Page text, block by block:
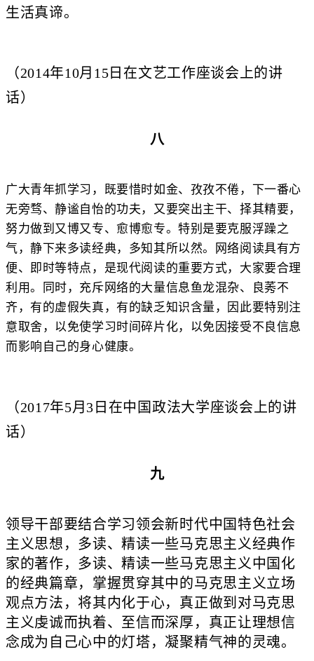
生活真谛。
（2014年10月15日在文艺工作座谈会上的讲
话）
八
广大青年抓学习，既要惜时如金、孜孜不倦，下一番心
无旁骛、静谧自怡的功夫，又要突出主干、择其精要，
努力做到又博又专、愈博愈专。特别是要克服浮躁之
气，静下来多读经典，多知其所以然。网络阅读具有方
便、即时等特点，是现代阅读的重要方式，大家要合理
利用。同时，充斥网络的大量信息鱼龙混杂、良莠不
齐，有的虚假失真，有的缺乏知识含量，因此要特别注
意取舍，以免使学习时间碎片化，以免因接受不良信息
而影响自己的身心健康。
（2017年5月3日在中国政法大学座谈会上的讲
话）
九
领导干部要结合学习领会新时代中国特色社会
主义思想，多读、精读一些马克思主义经典作
家的著作，多读、精读一些马克思主义中国化
的经典篇章，掌握贯穿其中的马克思主义立场
观点方法，将其内化于心，真正做到对马克思
主义虔诚而执着、至信而深厚，真正让理想信
念成为自己心中的灯塔，凝聚精气神的灵魂。